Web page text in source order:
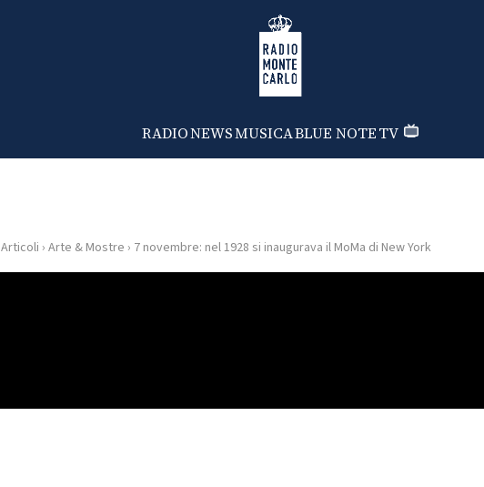
Radio Monte Carlo
RADIONEWSMUSICABLUE NOTETV
Articoli › Arte & Mostre › 7 novembre: nel 1928 si inaugurava il MoMa di New York